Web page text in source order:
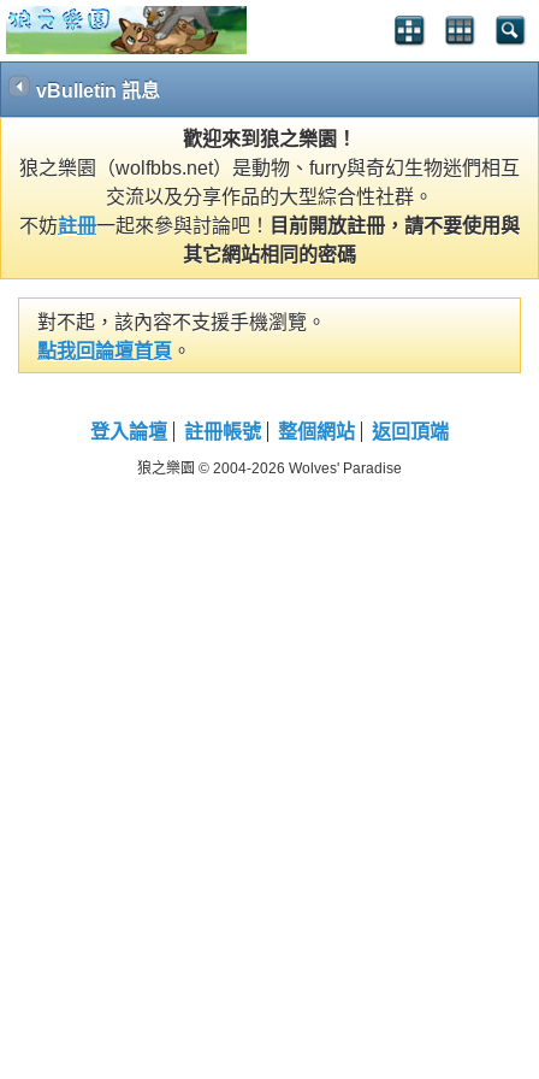
vBulletin 訊息
歡迎來到狼之樂園！
狼之樂園（wolfbbs.net）是動物、furry與奇幻生物迷們相互
交流以及分享作品的大型綜合性社群。
不妨註冊一起來參與討論吧！
目前開放註冊，請不要使用與
其它網站相同的密碼
對不起，該內容不支援手機瀏覽。
點我回論壇首頁 。
登入論壇 註冊帳號 整個網站 返回頂端
狼之樂園 © 2004-2026 Wolves' Paradise